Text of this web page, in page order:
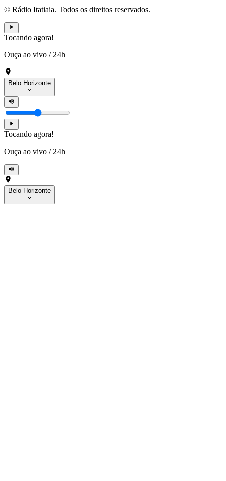
© Rádio Itatiaia. Todos os direitos reservados.
Tocando agora!
Ouça ao vivo / 24h
Belo Horizonte
Tocando agora!
Ouça ao vivo / 24h
Belo Horizonte